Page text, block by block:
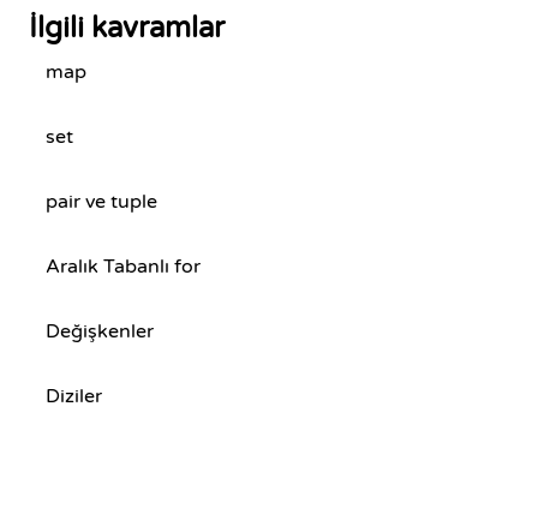
İlgili kavramlar
map
set
pair ve tuple
Aralık Tabanlı for
Değişkenler
Diziler